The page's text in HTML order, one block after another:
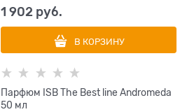
1 902 руб.
В КОРЗИНУ
Парфюм ISB The Best line Andromeda
50 мл